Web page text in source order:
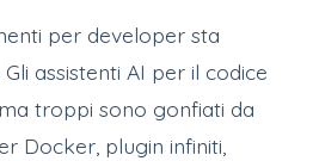
per developer sta
assistenti AI per il codice
troppi sono gonfiati da
Docker, plugin infiniti,